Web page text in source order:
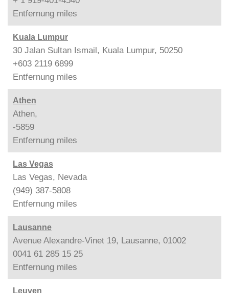
Entfernung miles
Kuala Lumpur
30 Jalan Sultan Ismail, Kuala Lumpur, 50250
+603 2119 6899
Entfernung miles
Athen
Athen,
-5859
Entfernung miles
Las Vegas
Las Vegas, Nevada
(949) 387-5808
Entfernung miles
Lausanne
Avenue Alexandre-Vinet 19, Lausanne, 01002
0041 61 285 15 25
Entfernung miles
Leuven